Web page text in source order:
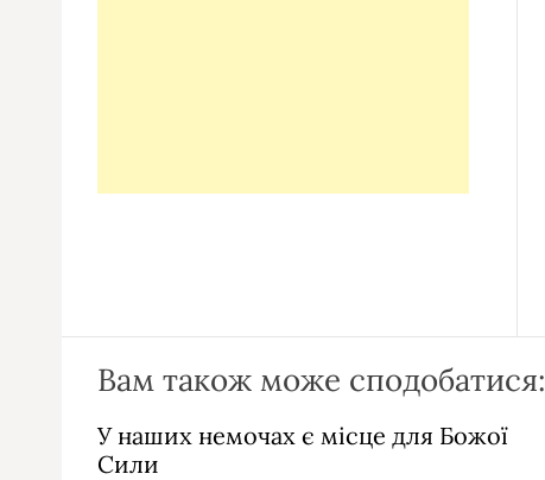
Вам також може сподобатися:
У наших немочах є місце для Божої
Сили